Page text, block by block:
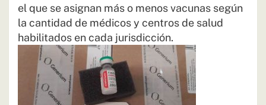
el que se asignan más o menos vacunas según
la cantidad de médicos y centros de salud
habilitados en cada jurisdicción.